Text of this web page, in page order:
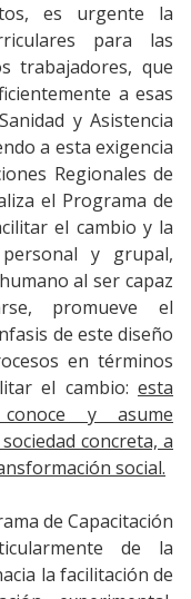
es urgente la
para las
trabajadores, que
a esas
y Asistencia
a esta exigencia
Regionales de
el Programa de
el cambio y la
y grupal,
al ser capaz
promueve el
de este diseño
en términos
el cambio: esta
y asume
concreta, a
social.
de Capacitación
de la
la facilitación de